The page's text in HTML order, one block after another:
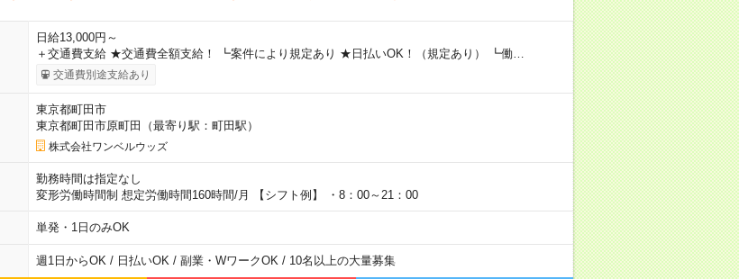
日給13,000円～
＋交通費支給 ★交通費全額支給！ ┗案件により規定あり ★日払いOK！（規定あり） ┗働…
交通費別途支給あり
東京都町田市
東京都町田市原町田（最寄り駅：町田駅）
株式会社ワンベルウッズ
勤務時間は指定なし
変形労働時間制 想定労働時間160時間/月 【シフト例】 ・8：00～21：00
単発・1日のみOK
週1日からOK / 日払いOK / 副業・WワークOK / 10名以上の大量募集